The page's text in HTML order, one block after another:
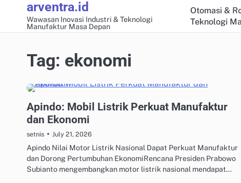
content
arventra.id
Wawasan Inovasi Industri & Teknologi
Manufaktur Masa Depan
Otomasi &
Teknologi
Tag: ekonomi
Apindo: Mobil Listrik Perkuat Manufaktur
dan Ekonomi
setnis July 21, 2026
Apindo Nilai Motor Listrik Nasional Dapat Perkuat Manufaktur
dan Dorong Pertumbuhan EkonomiRencana Presiden Prabowo
Subianto mengembangkan motor listrik nasional mendapat…